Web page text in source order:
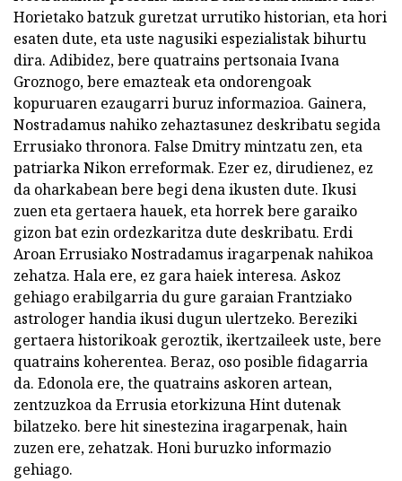
Horietako batzuk guretzat urrutiko historian, eta hori
esaten dute, eta uste nagusiki espezialistak bihurtu
dira. Adibidez, bere quatrains pertsonaia Ivana
Groznogo, bere emazteak eta ondorengoak
kopuruaren ezaugarri buruz informazioa. Gainera,
Nostradamus nahiko zehaztasunez deskribatu segida
Errusiako thronora. False Dmitry mintzatu zen, eta
patriarka Nikon erreformak. Ezer ez, dirudienez, ez
da oharkabean bere begi dena ikusten dute. Ikusi
zuen eta gertaera hauek, eta horrek bere garaiko
gizon bat ezin ordezkaritza dute deskribatu. Erdi
Aroan Errusiako Nostradamus iragarpenak nahikoa
zehatza. Hala ere, ez gara haiek interesa. Askoz
gehiago erabilgarria du gure garaian Frantziako
astrologer handia ikusi dugun ulertzeko. Bereziki
gertaera historikoak geroztik, ikertzaileek uste, bere
quatrains koherentea. Beraz, oso posible fidagarria
da. Edonola ere, the quatrains askoren artean,
zentzuzkoa da Errusia etorkizuna Hint dutenak
bilatzeko. bere hit sinestezina iragarpenak, hain
zuzen ere, zehatzak. Honi buruzko informazio
gehiago.